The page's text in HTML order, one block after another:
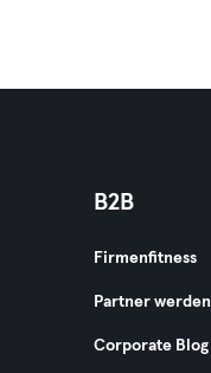
B2B
Firmenfitness
Partner werden
Corporate Blog